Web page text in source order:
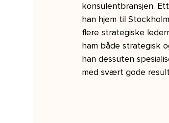
konsulentbransjen.
han hjem til
flere strategiske
ham både strategisk
han dessuten
med svært gode